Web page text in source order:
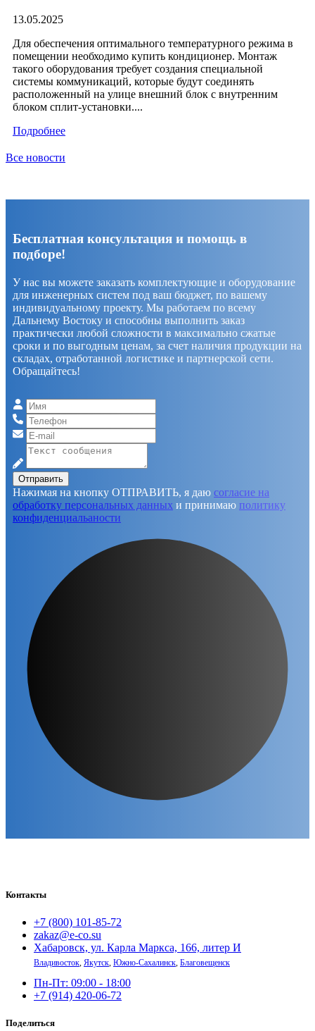
13.05.2025
Для обеспечения оптимального температурного режима в
помещении необходимо купить кондиционер. Монтаж
такого оборудования требует создания специальной
системы коммуникаций, которые будут соединять
расположенный на улице внешний блок с внутренним
блоком сплит-установки....
Подробнее
Все новости
Бесплатная консультация и помощь в
подборе!
У нас вы можете заказать комплектующие и оборудование
для инженерных систем под ваш бюджет, по вашему
индивидуальному проекту. Мы работаем по всему
Дальнему Востоку и способны выполнить заказ
практически любой сложности в максимально сжатые
сроки и по выгодным ценам, за счет наличия продукции на
складах, отработанной логистике и партнерской сети.
Обращайтесь!
Отправить
Нажимая на кнопку ОТПРАВИТЬ, я даю согласие на
обработку персональных данных и принимаю политику
конфиденциальаности
Контакты
+7 (800) 101-85-72
zakaz@e-co.su
Хабаровск, ул. Карла Маркса, 166, литер И
Владивосток, Якутск, Южно-Сахалинск, Благовещенск
Пн-Пт: 09:00 - 18:00
+7 (914) 420-06-72
Поделиться